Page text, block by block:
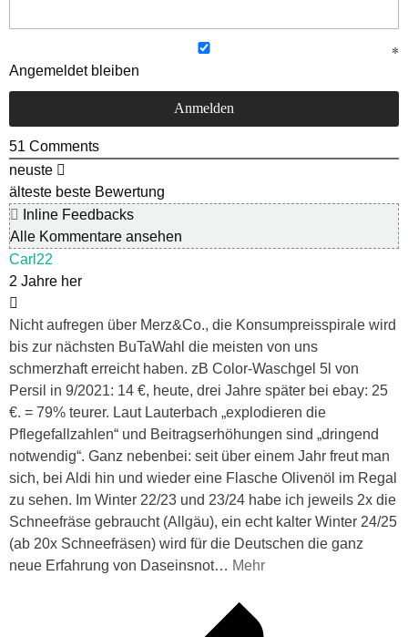
Angemeldet bleiben
51 Comments
neuste
älteste beste Bewertung
Inline Feedbacks
Alle Kommentare ansehen
Carl22
2 Jahre her
Nicht aufregen über Merz&Co., die Konsumpreisspirale wird
bis zur nächsten BuTaWahl die meisten von uns
schmerzhaft erreicht haben. zB Color-Waschgel 5l von
Persil in 9/2021: 14 €, heute, drei Jahre später bei ebay: 25
€. = 79% teurer. Laut Lauterbach „explodieren die
Pflegefallzahlen“ und Beitragserhöhungen sind „dringend
notwendig“. Ganz nebenbei: seit über einem Jahr freut man
sich, bei Aldi hin und wieder eine Flasche Olivenöl im Regal
zu sehen. Im Winter 22/23 und 23/24 habe ich jeweils 2x die
Schneefräse gebraucht (Allgäu), ein echt kalter Winter 24/25
(ab 20x Schneefräsen) wird für die Deutschen die ganz
neue Erfahrung von Daseinsnot… Mehr